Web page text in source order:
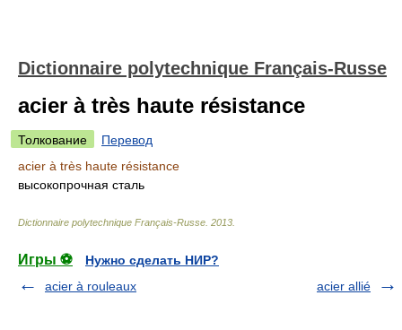
Dictionnaire polytechnique Français-Russe
acier à très haute résistance
Толкование
Перевод
acier à très haute résistance
высокопрочная сталь
Dictionnaire polytechnique Français-Russe 2013
Игры ⚽
Нужно сделать НИР?
acier à rouleaux
acier allié